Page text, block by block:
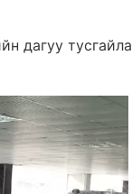
дагуу